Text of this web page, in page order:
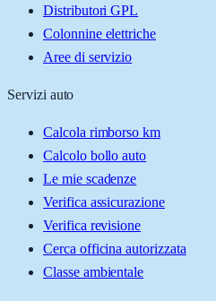
Distributori GPL
Colonnine elettriche
Aree di servizio
Servizi auto
Calcola rimborso km
Calcolo bollo auto
Le mie scadenze
Verifica assicurazione
Verifica revisione
Cerca officina autorizzata
Classe ambientale